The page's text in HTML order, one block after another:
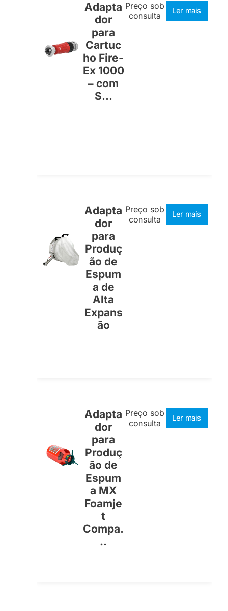
Adapta
dor
para
Cartuc
ho Fire-
Ex 1000
– com
S...
Preço sob
consulta
Ler mais
Adapta
dor
para
Produç
ão de
Espum
a de
Alta
Expans
ão
Preço sob
consulta
Ler mais
Adapta
dor
para
Produç
ão de
Espum
a MX
Foamje
t
Compa.
..
Preço sob
consulta
Ler mais